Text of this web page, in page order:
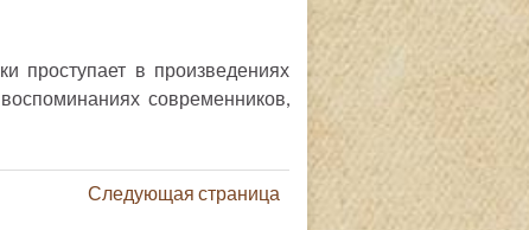
проступает в произведениях
современников,
Следующая страница